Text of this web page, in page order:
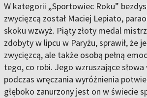
W kategorii „Sportowiec Roku”
zwycięzcą został Maciej Lepiato,
skoku wzwyż. Piąty złoty medal
zdobyty w lipcu w Paryżu, sprawił, że
zwycięzcą, ale także osobą pełną
tego, co robi. Jego wzruszające
podczas wręczania wyróżnienia
głęboko zanurzony jest on w świecie